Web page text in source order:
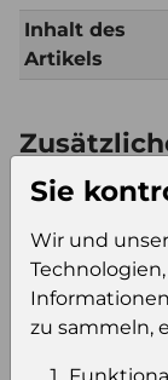
Inhalt des
Artikels
pro Palette
Konsumeinheit
Stückzahl pro
Palette
Sie
Wir und
zu sammeln,